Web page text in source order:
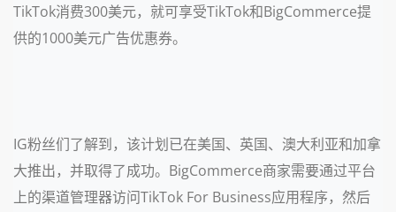
TikTok消费300美元，就可享受TikTok和BigCommerce提
供的1000美元广告优惠券。
IG粉丝们了解到，该计划已在美国、英国、澳大利亚和加拿
大推出，并取得了成功。BigCommerce商家需要通过平台
上的渠道管理器访问TikTok For Business应用程序，然后